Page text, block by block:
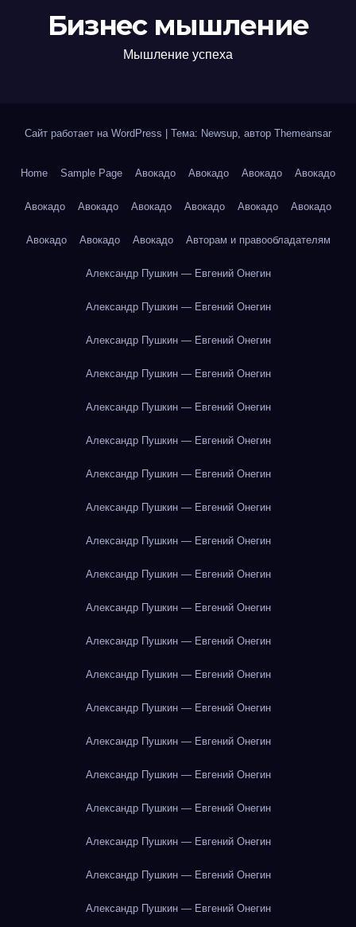
Бизнес мышление
Мышление успеха
Сайт работает на WordPress Тема: Newsup, автор Themeansar
Home Sample Page Авокадо Авокадо Авокадо Авокадо
Авокадо Авокадо Авокадо Авокадо Авокадо Авокадо
Авокадо Авокадо Авокадо Авторам и правообладателям
Александр Пушкин — Евгений Онегин
Александр Пушкин — Евгений Онегин
Александр Пушкин — Евгений Онегин
Александр Пушкин — Евгений Онегин
Александр Пушкин — Евгений Онегин
Александр Пушкин — Евгений Онегин
Александр Пушкин — Евгений Онегин
Александр Пушкин — Евгений Онегин
Александр Пушкин — Евгений Онегин
Александр Пушкин — Евгений Онегин
Александр Пушкин — Евгений Онегин
Александр Пушкин — Евгений Онегин
Александр Пушкин — Евгений Онегин
Александр Пушкин — Евгений Онегин
Александр Пушкин — Евгений Онегин
Александр Пушкин — Евгений Онегин
Александр Пушкин — Евгений Онегин
Александр Пушкин — Евгений Онегин
Александр Пушкин — Евгений Онегин
Александр Пушкин — Евгений Онегин